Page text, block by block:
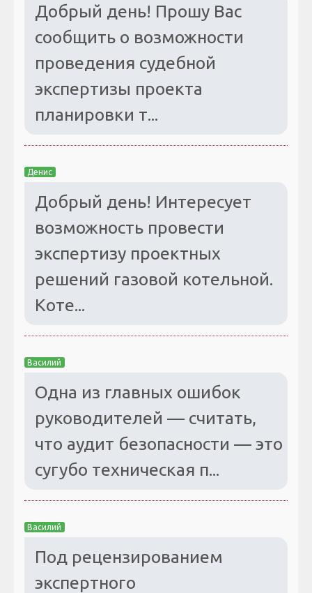
Добрый день! Прошу Вас
сообщить о возможности
проведения судебной
экспертизы проекта
планировки т...
Денис
Добрый день! Интересует
возможность провести
экспертизу проектных
решений газовой котельной.
Коте...
Василий
Одна из главных ошибок
руководителей — считать,
что аудит безопасности — это
сугубо техническая п...
Василий
Под рецензированием
экспертного